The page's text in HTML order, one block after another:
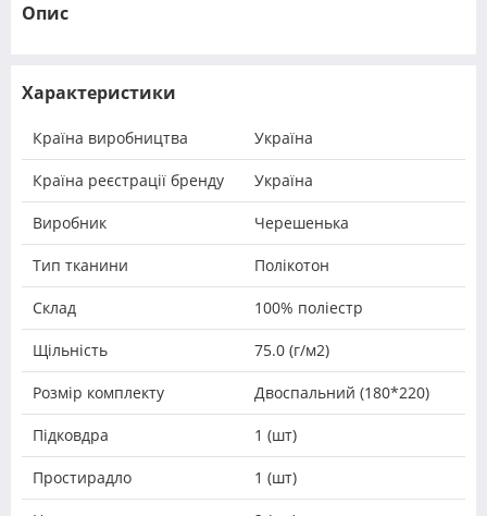
Опис
Характеристики
Країна виробництва Україна
Країна реєстрації бренду Україна
Виробник Черешенька
Тип тканини Полікотон
Склад 100% поліестр
Щільність 75.0 (г/м2)
Розмір комплекту Двоспальний (180*220)
Підковдра 1 (шт)
Простирадло 1 (шт)